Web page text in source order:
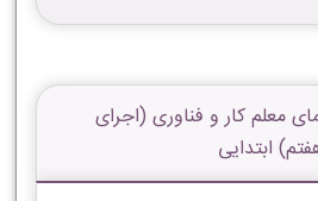
معلم کار و فناوری (اجرای
ابتدایی